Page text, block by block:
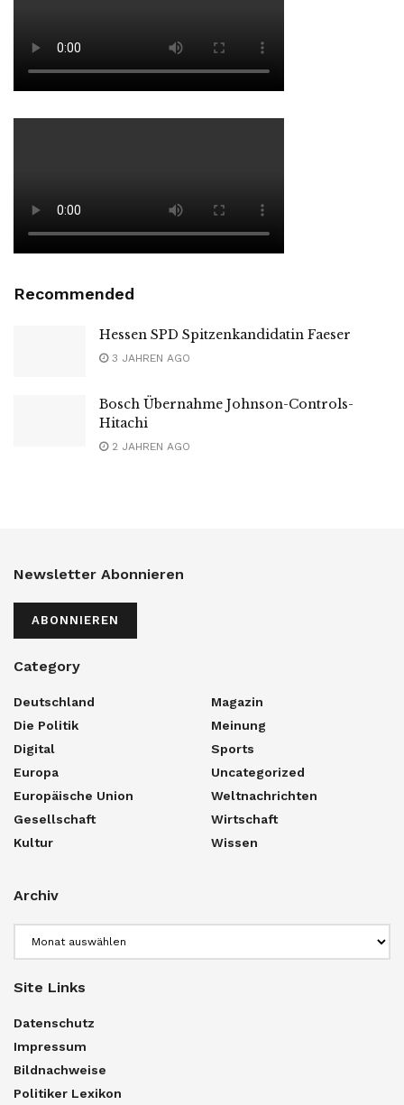
Recommended
Hessen SPD Spitzenkandidatin Faeser
3 JAHREN AGO
Bosch Übernahme Johnson-Controls-
Hitachi
2 JAHREN AGO
Newsletter Abonnieren
ABONNIEREN
Category
Deutschland
Die Politik
Digital
Europa
Europäische Union
Gesellschaft
Kultur
Magazin
Meinung
Sports
Uncategorized
Weltnachrichten
Wirtschaft
Wissen
Archiv
Site Links
Datenschutz
Impressum
Bildnachweise
Politiker Lexikon